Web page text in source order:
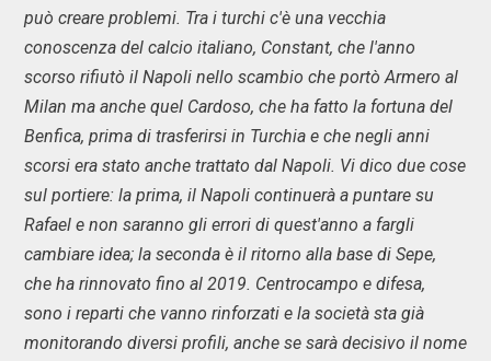
può creare problemi. Tra i turchi c'è una vecchia
conoscenza del calcio italiano, Constant, che l'anno
scorso rifiutò il Napoli nello scambio che portò Armero al
Milan ma anche quel Cardoso, che ha fatto la fortuna del
Benfica, prima di trasferirsi in Turchia e che negli anni
scorsi era stato anche trattato dal Napoli. Vi dico due cose
sul portiere: la prima, il Napoli continuerà a puntare su
Rafael e non saranno gli errori di quest'anno a fargli
cambiare idea; la seconda è il ritorno alla base di Sepe,
che ha rinnovato fino al 2019. Centrocampo e difesa,
sono i reparti che vanno rinforzati e la società sta già
monitorando diversi profili, anche se sarà decisivo il nome